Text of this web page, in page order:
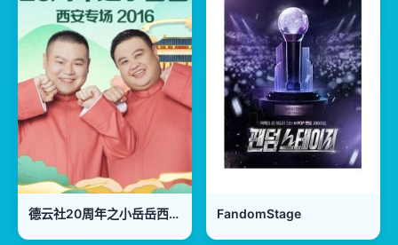
德云社20周年之小岳岳西安专场2016 FandomStage